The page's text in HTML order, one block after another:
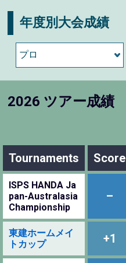
年度別大会成績
2026 ツアー成績
Tournaments Score
ISPS HANDA Ja
pan-Australasia
Championship
–
東建ホームメイ
トカップ
+1